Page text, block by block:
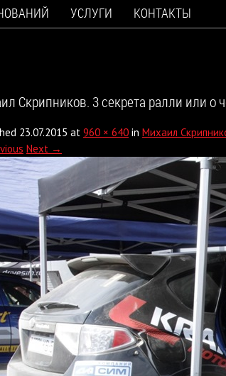
УСЛУГИ КОНТАКТЫ
Скрипников. 3 секрета ралли или о
23.07.2015 at 960 × 640in Михаил
Next →